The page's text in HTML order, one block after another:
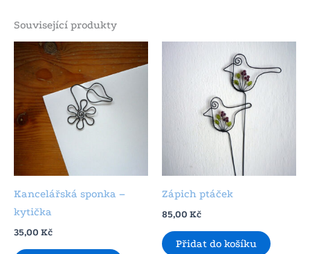
Související produkty
Kancelářská sponka –
kytička
35,00 Kč
Zápich ptáček
85,00 Kč
Přidat do košíku